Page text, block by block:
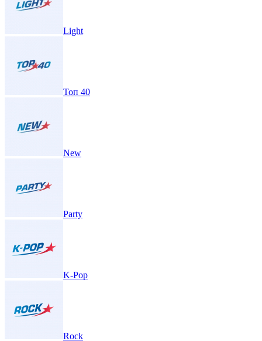
Light
Топ 40
New
Party
K-Pop
Rock